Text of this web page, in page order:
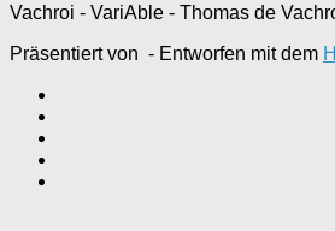
Vachroi - VariAble - Thomas de
Präsentiert von - Entworfen mit dem